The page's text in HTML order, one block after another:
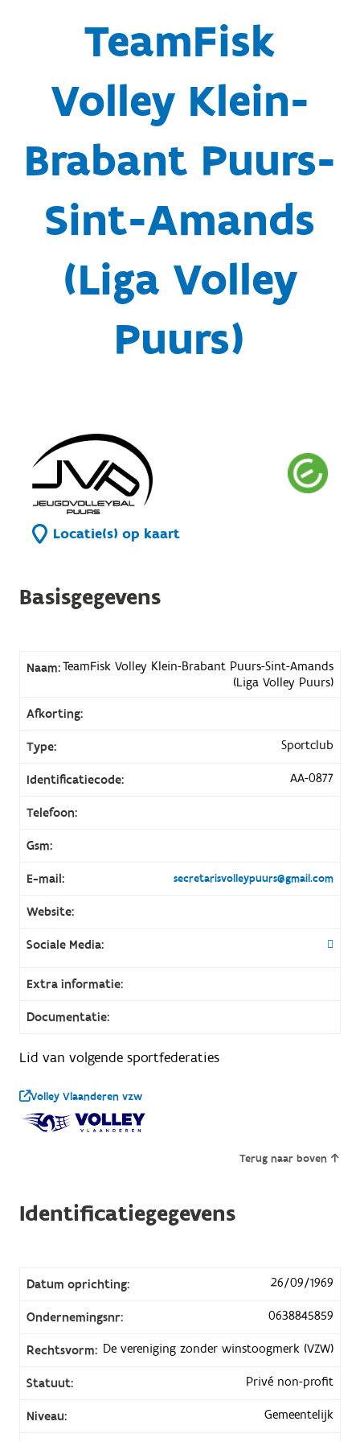
TeamFisk
Volley Klein-
Brabant Puurs-
Sint-Amands
(Liga Volley
Puurs)
Locatie(s) op kaart
Basisgegevens
Naam:TeamFisk Volley Klein-Brabant Puurs-Sint-Amands
(Liga Volley Puurs)
Afkorting:
Type: Sportclub
Identificatiecode: AA-0877
Telefoon:
Gsm:
E-mail: secretarisvolleypuurs@gmail.com
Website:
Sociale Media:
Extra informatie:
Documentatie:
Lid van volgende sportfederaties
Volley Vlaanderen vzw
Terug naar boven
Identificatiegegevens
Datum oprichting: 26/09/1969
Ondernemingsnr: 0638845859
Rechtsvorm: De vereniging zonder winstoogmerk (VZW)
Statuut: Privé non-profit
Niveau: Gemeentelijk